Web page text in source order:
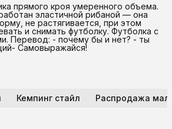
прямого кроя умеренного объема.
эластичной рибаной — она
не растягивается, при этом
и снимать футболку. Футболка с
Перевод: - почему бы и нет? - ты
Самовыражайся!
Кемпинг стайл Распродажа